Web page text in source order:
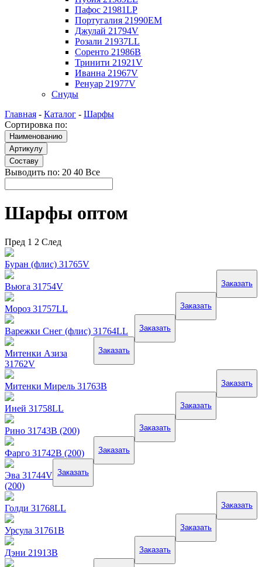
Пафос 21981LP
Португалия 21990EM
Джулай 21794V
Розали 21937LL
Соренто 21986B
Тринити 21921V
Иванна 21967V
Ренуар 21977V
Снуды
Главная - Каталог - Шарфы
Сортировка по:
Выводить по: 20 40 Все
Шарфы оптом
Пред 1 2 След
Буран (флис) 31765V
Заказать
Вьюга 31754V
Заказать
Мороз 31757LL
Заказать
Варежки Снег (флис) 31764LL
Заказать
Митенки Азиза
31762V
Заказать
Митенки Мирель 31763B
Заказать
Иней 31758LL
Заказать
Рино 31743B (200)
Заказать
Фарго 31742B (200)
Заказать
Эва 31744V
(200)
Заказать
Голди 31768LL
Заказать
Урсула 31761B
Заказать
Дэни 21913B